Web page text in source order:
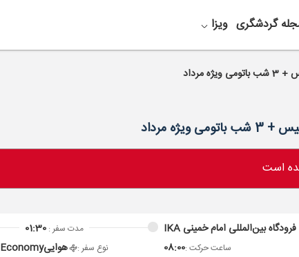
گردشگری ویزا
است
فرودگاه بین‌المللی امام خمینی IKA
ساعت حرکت :08:00
مدت سفر : 01:30
نوع سفر : هواییEconomy